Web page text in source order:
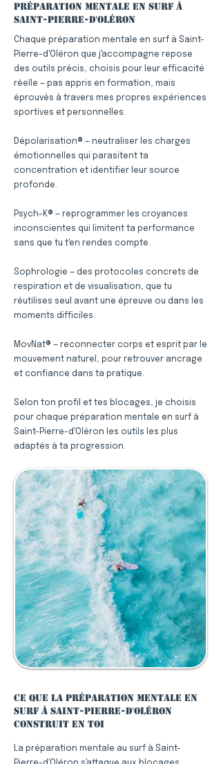
préparation mentale en surf à
Saint-Pierre-d'Oléron
Chaque préparation mentale en surf à Saint-
Pierre-d'Oléron que j'accompagne repose
des outils précis, choisis pour leur efficacité
réelle — pas appris en formation, mais
éprouvés à travers mes propres expériences
sportives et personnelles.
Dépolarisation® — neutraliser les charges
émotionnelles qui parasitent ta
concentration et identifier leur source
profonde.
Psych-K® — reprogrammer les croyances
inconscientes qui limitent ta performance
sans que tu t'en rendes compte.
Sophrologie — des protocoles concrets de
respiration et de visualisation, que tu
réutilises seul avant une épreuve ou dans les
moments difficiles.
MovNat® — reconnecter corps et esprit par le
mouvement naturel, pour retrouver ancrage
et confiance dans ta pratique.
Selon ton profil et tes blocages, je choisis
pour chaque préparation mentale en surf à
Saint-Pierre-d'Oléron les outils les plus
adaptés à ta progression.
Ce que la préparation mentale en
surf à Saint-Pierre-d'Oléron
construit en toi
La préparation mentale au surf à Saint-